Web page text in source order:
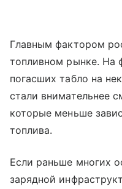
Главным фактором
топливном рынке. На
погасших табло на
стали внимательнее
которые меньше
топлива.
Если раньше многих
зарядной